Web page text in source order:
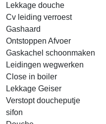
Lekkage douche
Cv leiding verroest
Gashaard
Ontstoppen Afvoer
Gaskachel schoonmaken
Leidingen wegwerken
Close in boiler
Lekkage Geiser
Verstopt doucheputje
sifon